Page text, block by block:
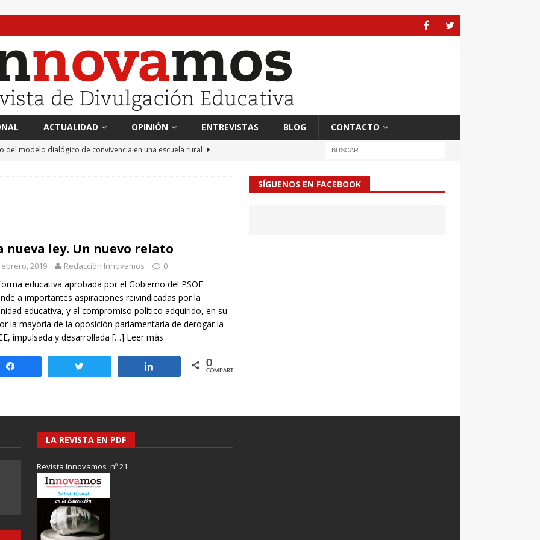
ACTUALIDAD OPINIÓN ENTREVISTAS BLOG CONTACTO
del modelo dialógico de convivencia en una escuela rural
Llanos
MIL PALABRAS
otros mundos es posible: Tertulias entre familiares en la Escuela
Castillo
EVIDENCIAS
nueva ley. Un nuevo relato
2019 Redacción Innovamos 0
educativa aprobada por el Gobierno del PSOE
a importantes aspiraciones reivindicadas por la
educativa, y al compromiso político adquirido, en su
la mayoría de la oposición parlamentaria de derogar la
impulsada y desarrollada […] Leer más
Compartir 0
COMPARTIR
SÍGUENOS EN FACEBOOK
LA REVISTA EN PDF
Revista Innovamos nº 21